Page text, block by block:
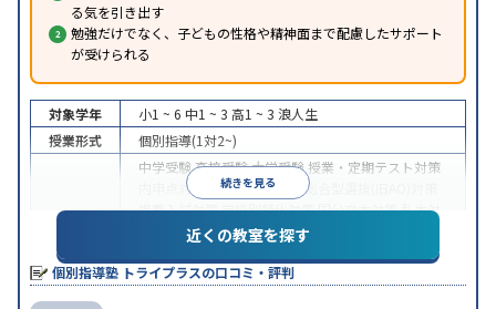
る気を引き出す
勉強だけでなく、子どもの性格や精神面まで配慮したサポート
が受けられる
続きを見る
対象学年 小1 ~ 6 中1 ~ 3 高1 ~ 3 浪人生
授業形式
個別指導(1対2~)
中学受験高校受験大学受験 授業・定期テスト対策
内申点対策
学習習慣の定着
総合型選抜(旧AO)対策
推薦入試対策学校別特化対策国公立大対策私大対
共通テスト対策英検(英語検定)対策
その他
科目別特化対策
近くの教室を探す
個別指導塾 トライプラスの口コミ・評判